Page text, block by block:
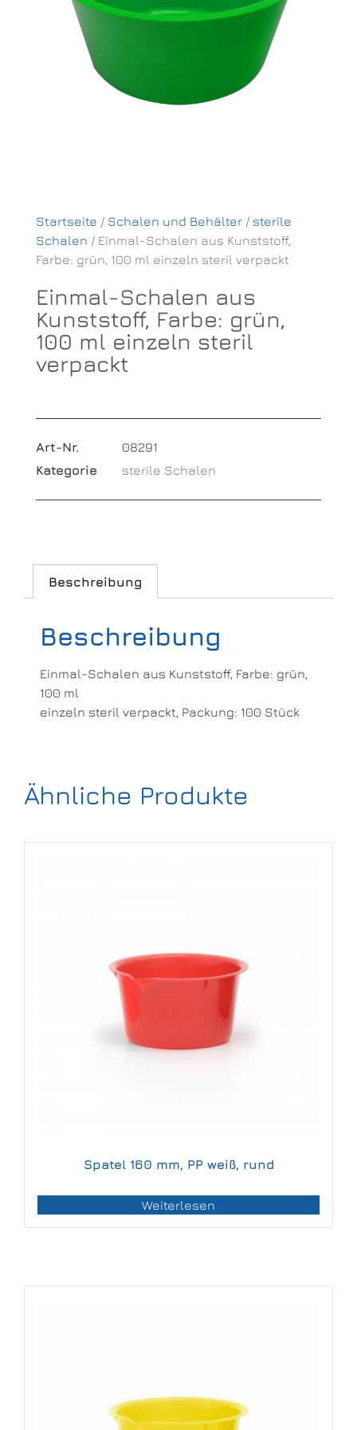
Startseite / Schalen und Behälter / sterile
Schalen / Einmal-Schalen aus Kunststoff,
Farbe: grün, 100 ml einzeln steril verpackt
Einmal-Schalen aus
Kunststoff, Farbe: grün,
100 ml einzeln steril
verpackt
Art-Nr.
08291
Kategorie
sterile Schalen
Beschreibung
Beschreibung
Einmal-Schalen aus Kunststoff, Farbe: grün,
100 ml
einzeln steril verpackt, Packung: 100 Stück
Ähnliche Produkte
Spatel 160 mm, PP weiß, rund
Weiterlesen